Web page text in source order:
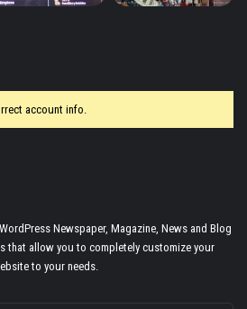
account info.
Newspaper, Magazine, News and Blog
that allow you to completely customize your
to your needs.